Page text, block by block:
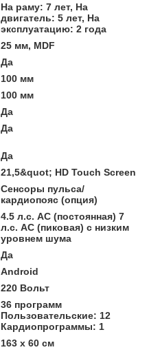
На раму: 7 лет, На
двигатель: 5 лет, На
эксплуатацию: 2 года
25 мм, MDF
Да
100 мм
100 мм
Да
Да
Да
21,5&quot; HD Touch Screen
Сенсоры пульса/
кардиопояс (опция)
4.5 л.с. AC (постоянная) 7
л.с. AC (пиковая) с низким
уровнем шума
Да
Android
220 Вольт
36 программ
Пользовательские: 12
Кардиопрограммы: 1
163 x 60 см